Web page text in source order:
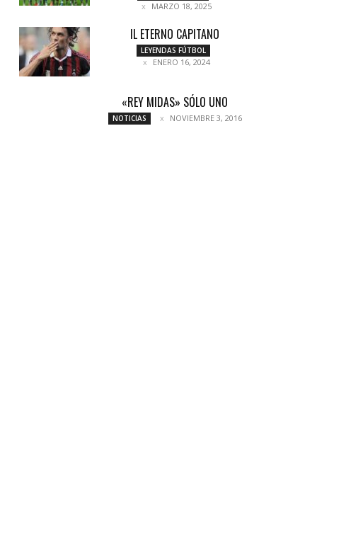
MARZO 18, 2025
IL ETERNO CAPITANO
LEYENDAS FÚTBOL
ENERO 16, 2024
«REY MIDAS» SÓLO UNO
NOTICIAS NOVIEMBRE 3, 2016